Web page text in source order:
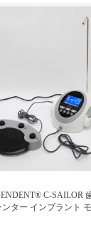
療において優れた長
C-SAILOR
ンター インプラント